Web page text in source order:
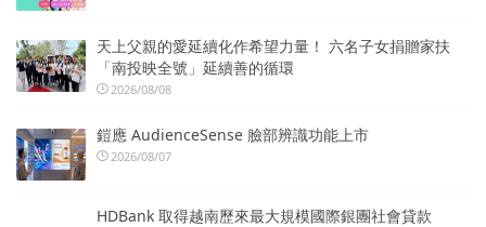
天上父親的愛延續化作希望力量！ 六名子女捐贈家扶
「南投映全號」延續善的循環
2026/08/08
鎧應 AudienceSense 臉部辨識功能上市
2026/08/07
HDBank 取得越南歷來最大規模國際銀團社會貸款